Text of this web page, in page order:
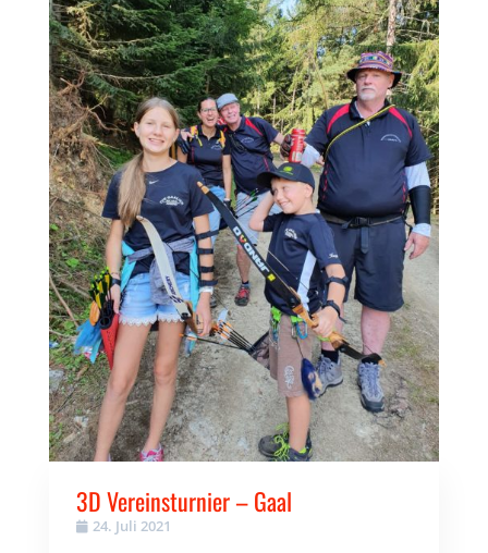
3D Vereinsturnier – Gaal
24. Juli 2021